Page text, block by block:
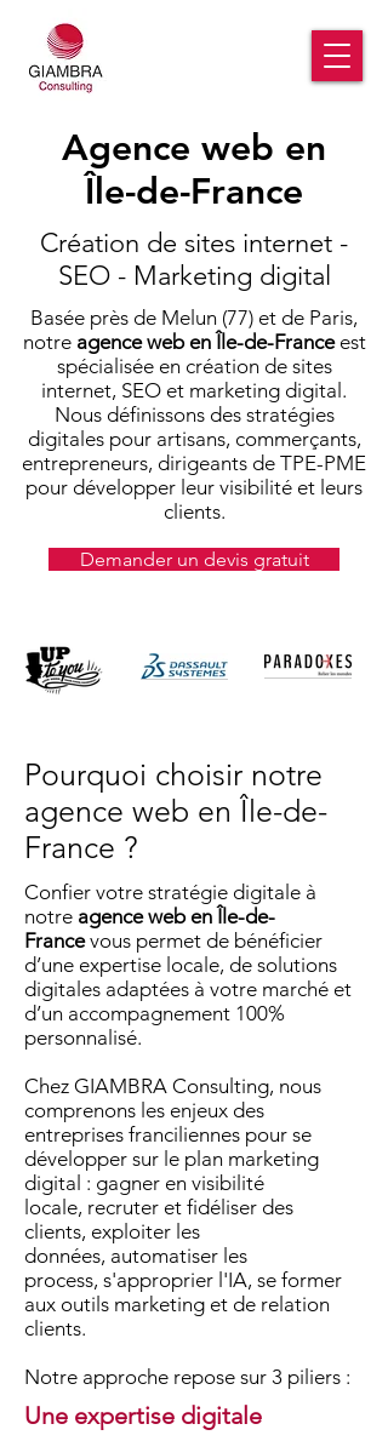
Agence web en
Île-de-France
Création de sites internet -
SEO - Marketing digital
Basée près de Melun (77) et de Paris,
notre agence web en Île-de-Franceest
spécialisée en création de sites
internet, SEO et marketing digital.
Nous définissons des stratégies
digitales pour artisans, commerçants,
entrepreneurs, dirigeants de TPE-PME
pour développer leur visibilité et leurs
clients.
Demander un devis gratuit
Pourquoi choisir notre
agence web en Île-de-
France ?
Confier votre stratégie digitale à
notre agence web en Île-de-
Francevous permet de bénéficier
d’une expertise locale, de solutions
digitales adaptées à votre marché et
d’un accompagnement 100%
personnalisé.
Chez GIAMBRA Consulting, nous
comprenons les enjeux des
entreprises franciliennes pour se
développer sur le plan marketing
digital : gagner en visibilité
locale, recruter et fidéliser des
clients, exploiter les
données, automatiser les
process, s'approprier l'IA, se former
aux outils marketing et de relation
clients.
Notre approche repose sur 3 piliers :
Une expertise digitale